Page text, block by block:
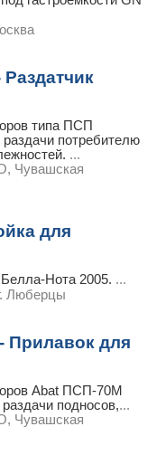
типа ПСП
потребителю
...
Чувашская
для
Нота 2005. ...
Люберцы
Прилавок для
Abat ПСП-70М
подносов,...
Чувашская